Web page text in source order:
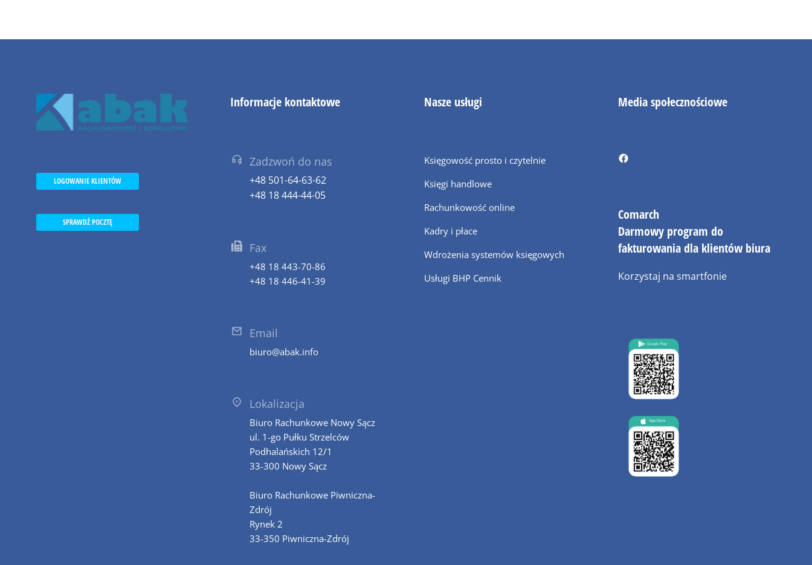
LOGOWANIE KLIENTÓW
SPRAWDŹ POCZTĘ
Informacje kontaktowe
Zadzwoń do nas
+48 501-64-63-62
+48 18 444-44-05
Fax
+48 18 443-70-86
+48 18 446-41-39
Email
biuro@abak.info
Lokalizacja
Biuro Rachunkowe Nowy Sącz
ul. 1-go Pułku Strzelców
Podhalańskich 12/1
33-300 Nowy Sącz
Biuro Rachunkowe Piwniczna-
Zdrój
Rynek 2
33-350 Piwniczna-Zdrój
Nasze usługi
Księgowość prosto i czytelnie
Księgi handlowe
Rachunkowość online
Kadry i płace
Wdrożenia systemów księgowych
Usługi BHP Cennik
Media społecznościowe
Comarch
Darmowy program do
fakturowania dla klientów biura
Korzystaj na smartfonie